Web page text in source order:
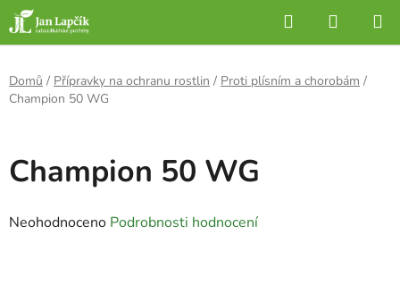
Přejít
na
obsah
Hledat
KOŠÍK
Domů / Přípravky na ochranu rostlin / Proti plísním a chorobám /
Champion 50 WG
Champion 50 WG
Průměrné
Neohodnoceno Podrobnosti hodnocení